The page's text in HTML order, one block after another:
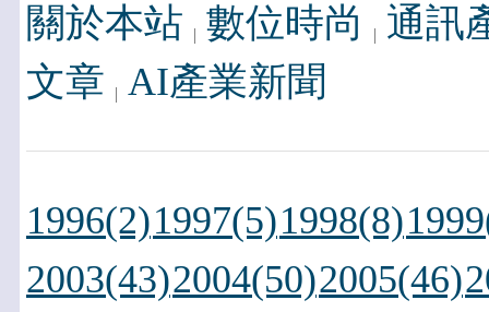
關於本站 數位時尚
通訊
文章 AI產業新聞
1996(2)1997(5)1998(8)
2003(43)2004(50)2005(46)